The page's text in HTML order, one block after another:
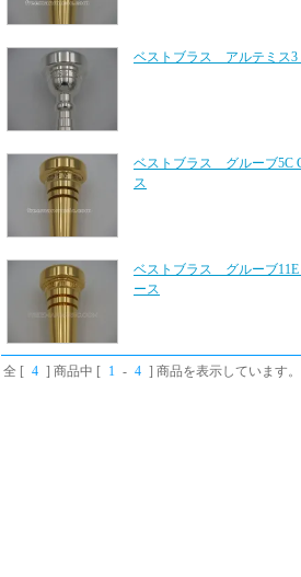
ベストブラス アルテミス
ベストブラス グルーブ5C
ス
ベストブラス グルーブ
ース
全 [ 4 ] 商品中 [ 1 - 4 ] 商品を表示しています。